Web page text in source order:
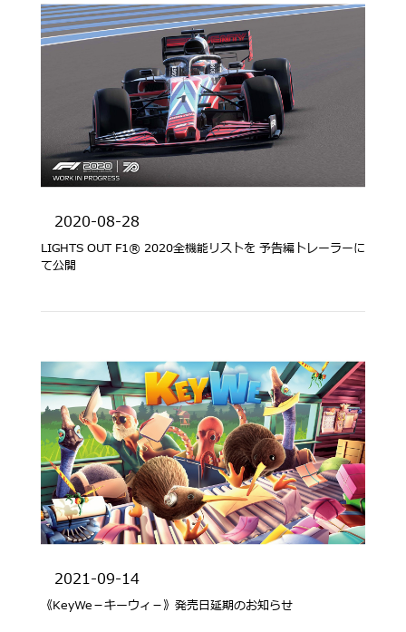
2020-08-28
LIGHTS OUT F1® 2020全機能リストを 予告編トレーラーに
て公開
2021-09-14
《KeyWe－キーウィ－》発売日延期のお知らせ